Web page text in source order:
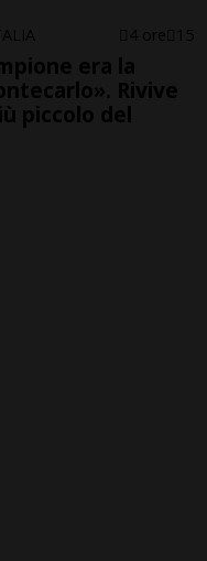
4 ore 15
era la
Rivive
piccolo del